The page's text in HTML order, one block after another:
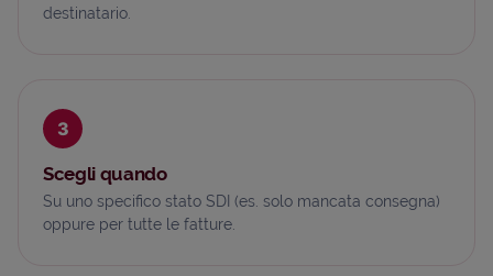
destinatario.
3
Scegli quando
Su uno specifico stato SDI (es. solo mancata consegna)
oppure per tutte le fatture.